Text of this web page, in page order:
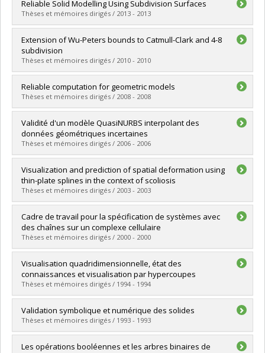
Graduate :Léger, Étienne
Cycle : Master's
Grade :M. Sc.
Lien vers le document dans Papyrus
Reliable Solid Modelling Using Subdivision Surfaces
Thèses et mémoires dirigés / 2013 - 2013
Graduate :Shao, Peihui
Cycle :Master's
Grade :M. Sc.
Lien vers le document dans Papyrus
Extension of Wu-Peters bounds to Catmull-Clark and 4-8
subdivision
Thèses et mémoires dirigés / 2010 - 2010
Graduate :Zhe, Wu
Cycle : Master's
Grade :M. Sc.
Lien vers le document dans Papyrus
Reliable computation for geometric models
Thèses et mémoires dirigés / 2008 - 2008
Graduate :Jiang, Di
Cycle :Doctoral
Grade :Ph. D.
Lien vers le document dans Papyrus
Validité d'un modèle QuasiNURBS interpolant des
données géométriques incertaines
Thèses et mémoires dirigés / 2006 - 2006
Graduate :Zidani-Boumedien, Malika
Cycle :Doctoral
Grade :Ph. D.
Lien vers le document dans Papyrus
Visualization and prediction of spatial deformation using
thin-plate splines in the context of scoliosis
Thèses et mémoires dirigés / 2003 - 2003
Graduate :Jiang, Di
Cycle :Master's
Grade :M. Sc.
Lien vers le document dans Papyrus
Cadre de travail pour la spécification de systèmes avec
des chaînes sur un complexe cellulaire
Thèses et mémoires dirigés / 2000 - 2000
Graduate :Egli, Richard
Cycle :Doctoral
Grade :Ph. D.
Lien vers le document dans Papyrus
Visualisation quadridimensionnelle, état des
connaissances et visualisation par hypercoupes
Thèses et mémoires dirigés / 1994 - 1994
Graduate :Petit, Christian
Cycle : Master's
Grade :M. Sc.
Lien vers le document dans Papyrus
Validation symbolique et numérique des solides
Thèses et mémoires dirigés / 1993 - 1993
Graduate :Desaulniers, Hélène
Les opérations booléennes et les arbres binaires de